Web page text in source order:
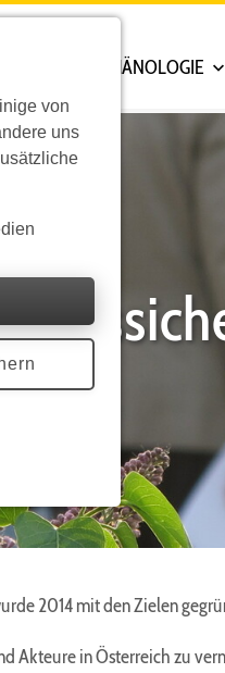
ÜBER PHÄNOLOGIE
2014 mit den Zielen
Akteure in Österreich zu
von
uns
Funktion